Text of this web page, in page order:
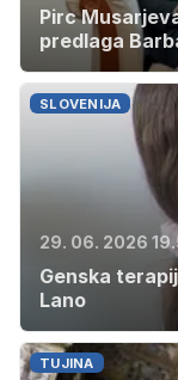
Pirc
predlaga
SLOVENIJA
29. 06. 2026
Genska
Lano
TUJINA